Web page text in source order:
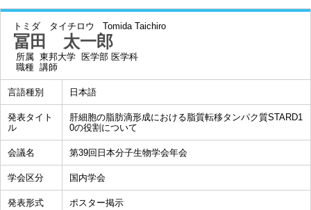
トミダ タイチロウ Tomida Taichiro
冨田 太一郎
所属 東邦大学 医学部 医学科
職種 講師
言語種別 日本語
発表タイト
ル
肝細胞の脂肪滴形成における脂質転移タンパク質STARD1
0の役割について
会議名 第39回日本分子生物学会年会
学会区分 国内学会
発表形式 ポスター掲示